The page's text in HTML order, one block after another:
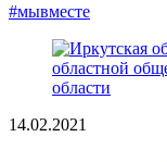
#мывместе
14.02.2021